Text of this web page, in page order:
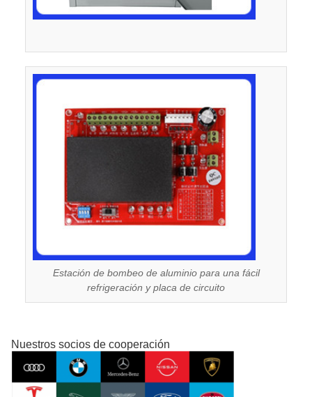
Estación de bombeo de aluminio para una fácil
refrigeración y placa de circuito
Nuestros socios de cooperación